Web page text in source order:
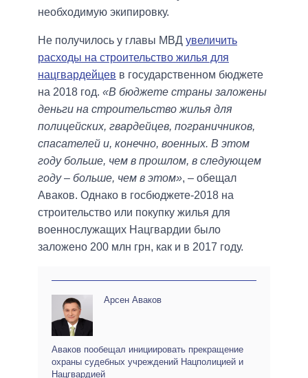
необходимую экипировку.
Не получилось у главы МВД увеличить
расходы на строительство жилья для
нацгвардейцев в государственном бюджете
на 2018 год. «В бюджете страны заложены
деньги на строительство жилья для
полицейских, гвардейцев, пограничников,
спасателей и, конечно, военных. В этом
году больше, чем в прошлом, в следующем
году – больше, чем в этом», – обещал
Аваков. Однако в госбюджете-2018 на
строительство или покупку жилья для
военнослужащих Нацгвардии было
заложено 200 млн грн, как и в 2017 году.
Арсен Аваков
Аваков пообещал инициировать прекращение
охраны судебных учреждений Нацполицией и
Нацгвардией